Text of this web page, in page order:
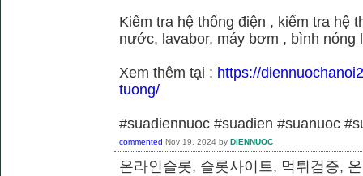
Kiểm tra hệ thống điện , kiểm tra hệ
nước, lavabor, máy bơm , bình nóng
Xem thêm tại : https://
tuong/
#suadiennuoc #suadien #suanuoc
commented Nov 19, 2024 by DIENNUOC
온라인슬롯, 슬롯사이트, 먹튀검증,